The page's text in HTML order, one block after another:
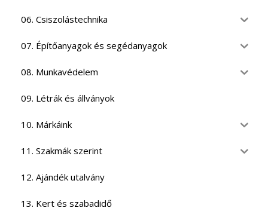
06. Csiszolástechnika
07. Építőanyagok és segédanyagok
08. Munkavédelem
09. Létrák és állványok
10. Márkáink
11. Szakmák szerint
12. Ajándék utalvány
13. Kert és szabadidő